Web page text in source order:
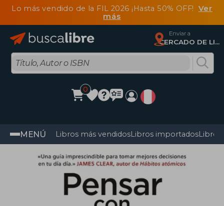
Lo más vendido de la FIL 2026 ¡Hasta 50% OFF! Ver
más
Enviar a
CERCADO DE LIMA, Lima
0
MENÚ Libros más vendidosLibros importadosLibros